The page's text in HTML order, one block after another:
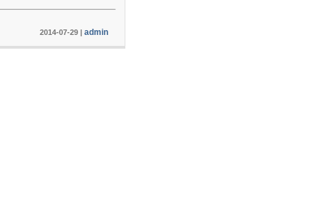
2014-07-29 | admin